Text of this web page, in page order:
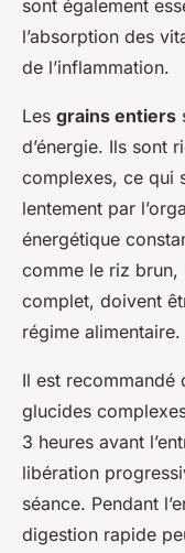
sont également
l’absorption des
de l’inflammation.
Les grains entiers
d’énergie. Ils sont
complexes, ce qui
lentement par
énergétique
comme le riz brun,
complet, doivent
régime alimentaire.
Il est recommandé
glucides
3 heures avant
libération
séance. Pendant
digestion rapide